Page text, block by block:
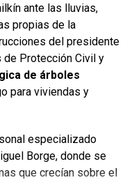
ante las lluvias,
propias de la
del presidente
de Protección Civil y
de árboles
para viviendas y
especializado
Borge, donde se
que crecían sobre el